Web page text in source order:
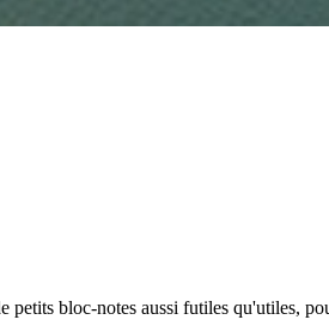
bloc-notes aussi futiles qu'utiles,